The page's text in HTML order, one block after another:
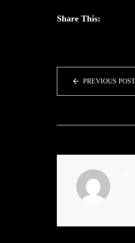
Share This:
PREVIOUS POST